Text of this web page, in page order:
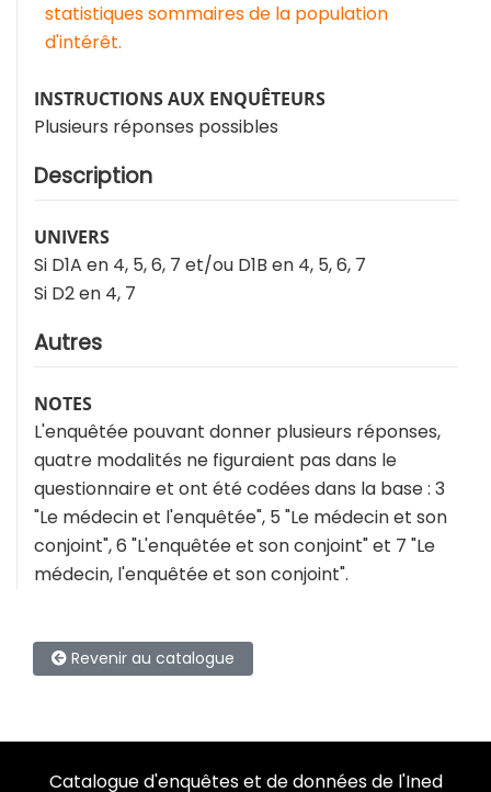
statistiques sommaires de la population
d'intérêt.
INSTRUCTIONS AUX ENQUÊTEURS
Plusieurs réponses possibles
Description
UNIVERS
Si D1A en 4, 5, 6, 7 et/ou D1B en 4, 5, 6, 7
Si D2 en 4, 7
Autres
NOTES
L'enquêtée pouvant donner plusieurs réponses,
quatre modalités ne figuraient pas dans le
questionnaire et ont été codées dans la base : 3
"Le médecin et l'enquêtée", 5 "Le médecin et son
conjoint", 6 "L'enquêtée et son conjoint" et 7 "Le
médecin, l'enquêtée et son conjoint".
Revenir au catalogue
Catalogue d'enquêtes et de données de l'Ined